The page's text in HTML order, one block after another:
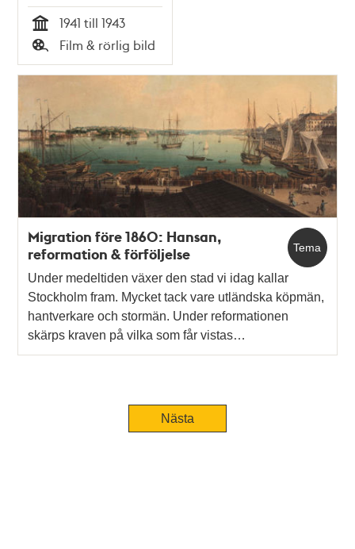
Tid
1941 till 1943
Typ
Film & rörlig bild
Tema
Migration före 1860: Hansan,
reformation & förföljelse
Under medeltiden växer den stad vi idag kallar
Stockholm fram. Mycket tack vare utländska köpmän,
hantverkare och stormän. Under reformationen
skärps kraven på vilka som får vistas…
Nästa